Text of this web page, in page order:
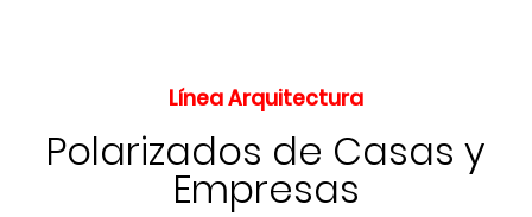
Línea Arquitectura
Polarizados de Casas y
Empresas